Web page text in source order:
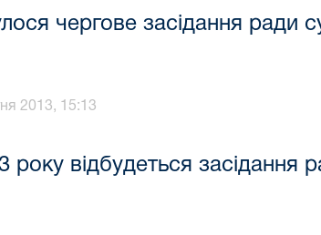
чергове засідання ради
2013, 15:13
відбудеться засідання